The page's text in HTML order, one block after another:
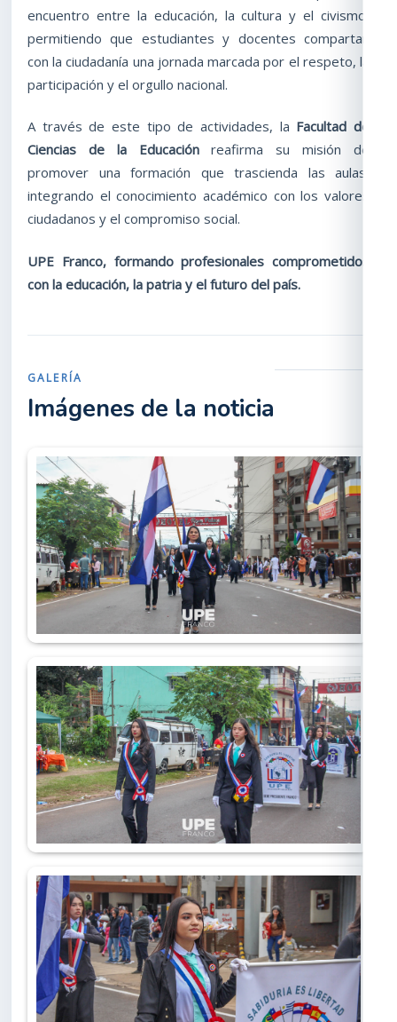
encuentro entre la educación, la cultura y el civismo,
permitiendo que estudiantes y docentes compartan
con la ciudadanía una jornada marcada por el respeto, la
participación y el orgullo nacional.
A través de este tipo de actividades, la Facultad de
Ciencias de la Educaciónreafirma su misión de
promover una formación que trascienda las aulas,
integrando el conocimiento académico con los valores
ciudadanos y el compromiso social.
UPE Franco, formando profesionales comprometidos
con la educación, la patria y el futuro del país.
GALERÍA
Imágenes de la noticia